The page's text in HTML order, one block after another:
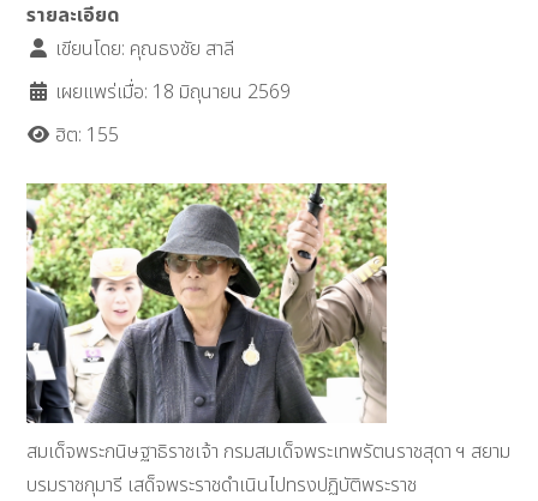
รายละเอียด
เขียนโดย: คุณธงชัย สาลี
เผยแพร่เมื่อ: 18 มิถุนายน 2569
ฮิต: 155
สมเด็จพระกนิษฐาธิราชเจ้า กรมสมเด็จพระเทพรัตนราชสุดา ฯ สยาม
บรมราชกุมารี เสด็จพระราชดำเนินไปทรงปฏิบัติพระราช